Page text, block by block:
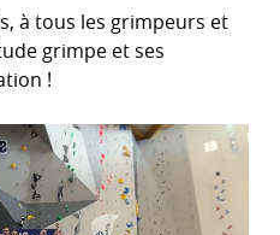
à tous les grimpeurs et
grimpe et ses
!